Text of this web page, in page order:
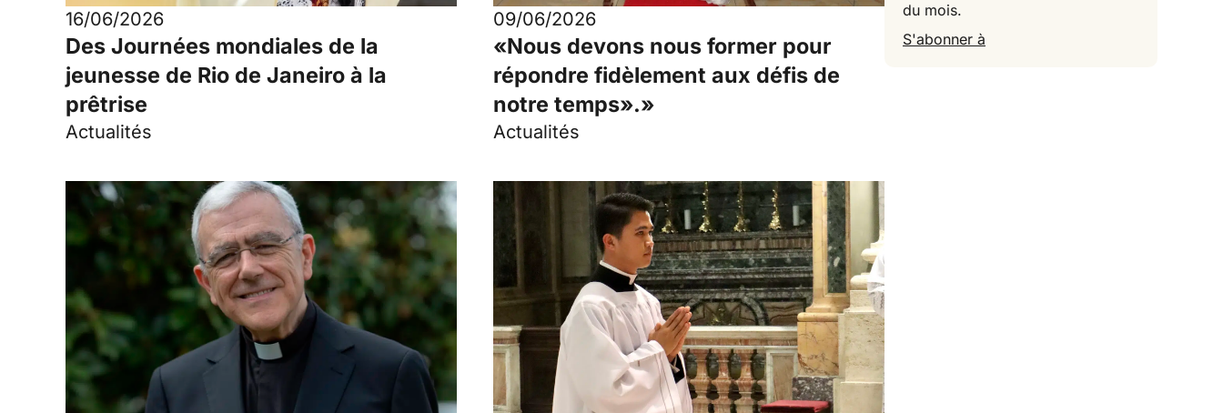
16/06/2026
Des Journées mondiales de la
jeunesse de Rio de Janeiro à la
prêtrise
Actualités
09/06/2026
«Nous devons nous former pour
répondre fidèlement aux défis de
notre temps».»
Actualités
du mois.
S'abonner à